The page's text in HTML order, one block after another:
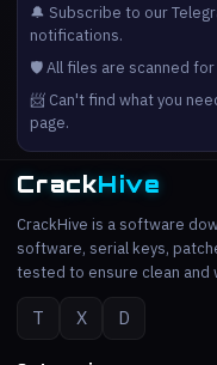
🔔 Subscribe to our
notifications.
🛡️ All files are scanned
📨 Can't find what you
page.
CrackHive
CrackHive is a software
software, serial keys,
tested to ensure clean and
T X D